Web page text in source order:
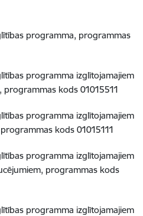
programma, programmas
programma izglītojamajiem
kods 01015511
programma izglītojamajiem
kods 01015111
programma izglītojamajiem
programmas kods
programma izglītojamajiem